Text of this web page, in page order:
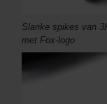
Slanke spikes van
met Fox-logo